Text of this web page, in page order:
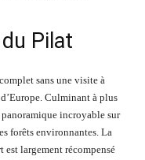
Pilat
sans une visite à
Culminant à plus
incroyable sur
forêts environnantes. La
est largement récompensé